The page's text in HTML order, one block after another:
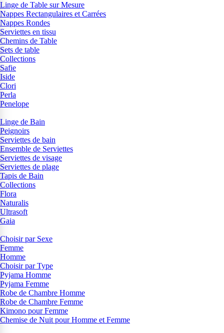
Linge de Table sur Mesure
Nappes Rectangulaires et Carrées
Nappes Rondes
Serviettes en tissu
Chemins de Table
Sets de table
Collections
Safie
Iside
Clori
Perla
Penelope
Linge de Bain
Peignoirs
Serviettes de bain
Ensemble de Serviettes
Serviettes de visage
Serviettes de plage
Tapis de Bain
Collections
Flora
Naturalis
Ultrasoft
Gaia
Choisir par Sexe
Femme
Homme
Choisir par Type
Pyjama Homme
Pyjama Femme
Robe de Chambre Homme
Robe de Chambre Femme
Kimono pour Femme
Chemise de Nuit pour Homme et Femme